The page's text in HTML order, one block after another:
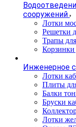
сооружений
Лотки
Решетки
Трапы
Корзинки
Инженерное
Лотки
Плиты
Балки
Бруски
Лотки